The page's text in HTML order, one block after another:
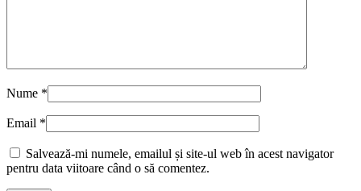
Nume *
Email *
Salvează-mi numele, emailul și site-ul web în acest navigator
pentru data viitoare când o să comentez.